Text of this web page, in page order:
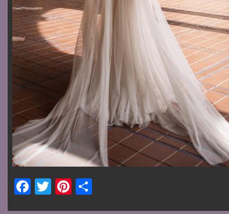
Facebook
TwitterPinterest